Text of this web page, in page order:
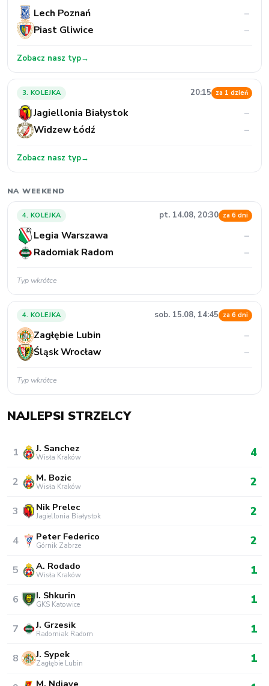
Lech Poznań
–
Piast Gliwice
–
Zobacz nasz typ→
3. KOLEJKA 20:15 za 1 dzień
Jagiellonia Białystok
–
Widzew Łódź
–
Zobacz nasz typ→
NA WEEKEND
4. KOLEJKA pt. 14.08, 20:30 za 6 dni
Legia Warszawa
–
Radomiak Radom
–
Typ wkrótce
4. KOLEJKA sob. 15.08, 14:45 za 6 dni
Zagłębie Lubin
–
Śląsk Wrocław
–
Typ wkrótce
NAJLEPSI STRZELCY
1 J. Sanchez
Wisła Kraków 4
2 M. Bozic
Wisła Kraków 2
3 Nik Prelec
Jagiellonia Białystok 2
4 Peter Federico
Górnik Zabrze 2
5 A. Rodado
Wisła Kraków 1
6 I. Shkurin
GKS Katowice 1
7 J. Grzesik
Radomiak Radom 1
8 J. Sypek
Zagłębie Lubin 1
M. Ndiaye